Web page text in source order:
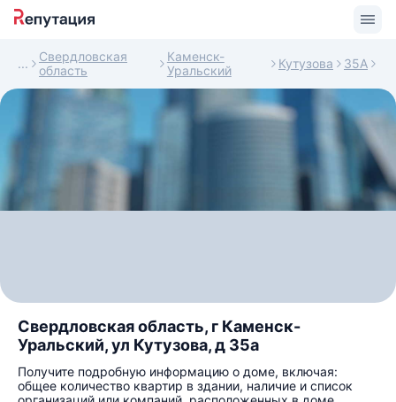
Свердловская
область
Каменск-
Уральский
Кутузова 35А
Свердловская область, г Каменск-
Уральский, ул Кутузова, д 35а
Получите подробную информацию о доме, включая:
общее количество квартир в здании, наличие и список